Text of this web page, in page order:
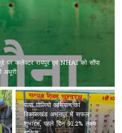
पर कलेक्टर रायपुर एवं NHAI को सौंपा
अधूरी
पल्स पोलियो अभियान का
विकासखंड अभनपुर में सफल
शुभारंभ, पहले दिन 91.2% लक्ष्य